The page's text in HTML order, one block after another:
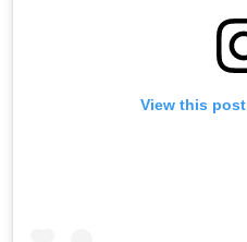
View this